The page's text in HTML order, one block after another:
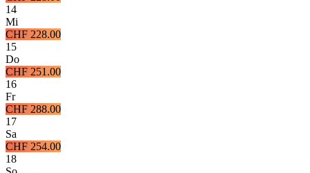
14
Mi
CHF 228.00
15
Do
CHF 251.00
16
Fr
CHF 288.00
17
Sa
CHF 254.00
18